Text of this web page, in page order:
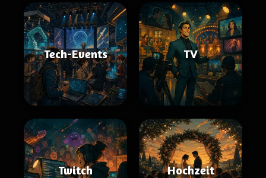
Tech-Events TV
Twitch Hochzeit